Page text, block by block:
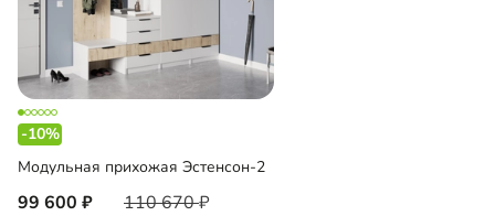
-10%
Модульная прихожая Эстенсон-2
99 600 110 670